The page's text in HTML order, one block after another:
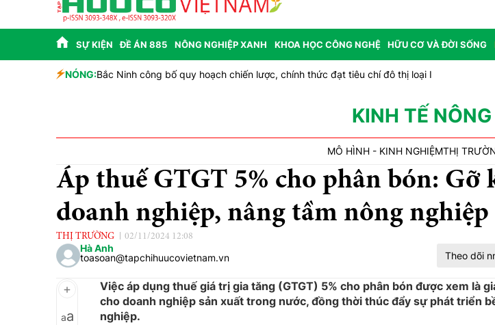
SỰ KIỆN ĐỀ ÁN 885 NÔNG NGHIỆP XANH KHOA HỌC CÔNG NGHỆ HỮU CƠ VÀ ĐỜI SỐNG
NÓNG:Bắc Ninh công bố quy hoạch chiến lược, chính thức đạt tiêu chí đô thị loại I
KINH TẾ
MÔ HÌNH - KINH NGHIỆMTHỊ
Áp thuế GTGT 5% cho phân bón: Gỡ
doanh nghiệp, nâng tầm nông nghiệp
THỊ TRƯỜNG 02/11/2024 12:08
Hà Anh
toasoan@tapchihuucovietnam.vn
Theo dõi
aa
Việc áp dụng thuế giá trị gia tăng (GTGT) 5% cho phân bón được xem là
cho doanh nghiệp sản xuất trong nước, đồng thời thúc đẩy sự phát triển
nghiệp.